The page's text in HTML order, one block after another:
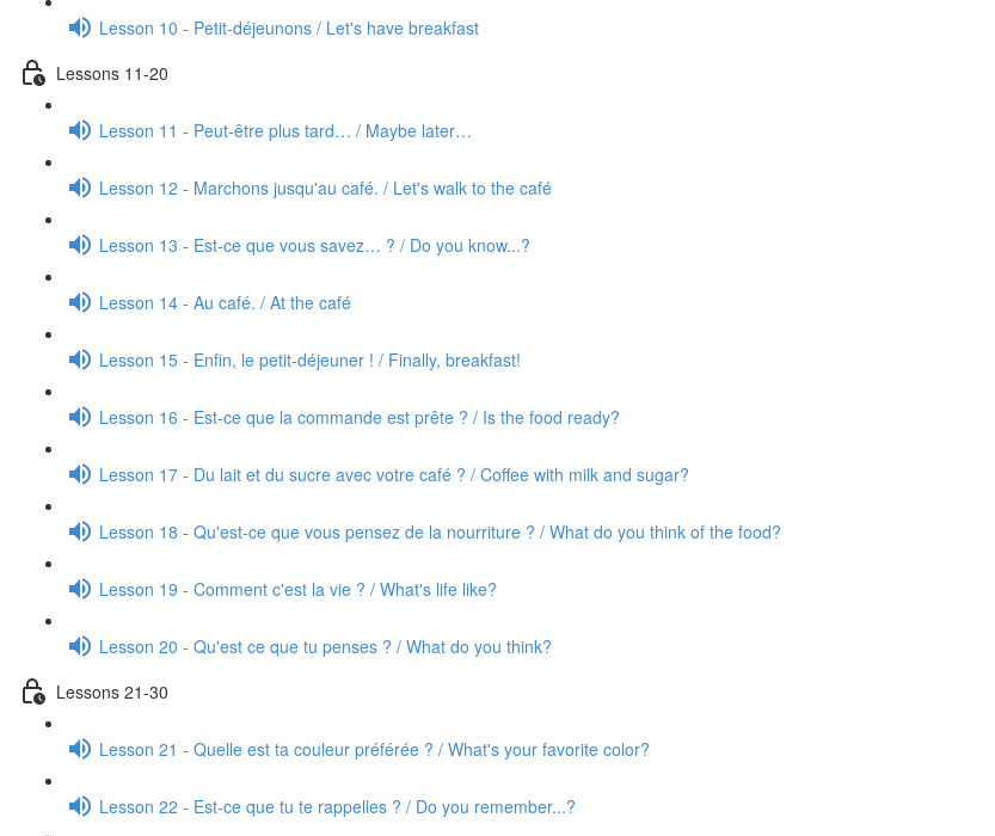
Lesson 10 - Petit-déjeunons / Let's have breakfast
Lessons 11-20
Lesson 11 - Peut-être plus tard… / Maybe later…
Lesson 12 - Marchons jusqu'au café. / Let's walk to the café
Lesson 13 - Est-ce que vous savez… ? / Do you know...?
Lesson 14 - Au café. / At the café
Lesson 15 - Enfin, le petit-déjeuner ! / Finally, breakfast!
Lesson 16 - Est-ce que la commande est prête ? / Is the food ready?
Lesson 17 - Du lait et du sucre avec votre café ? / Coffee with milk and sugar?
Lesson 18 - Qu'est-ce que vous pensez de la nourriture ? / What do you think of the food?
Lesson 19 - Comment c'est la vie ? / What's life like?
Lesson 20 - Qu'est ce que tu penses ? / What do you think?
Lessons 21-30
Lesson 21 - Quelle est ta couleur préférée ? / What's your favorite color?
Lesson 22 - Est-ce que tu te rappelles ? / Do you remember...?